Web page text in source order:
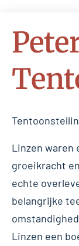
Linzen waren
groeikracht
echte
belangrijke
Linzen een